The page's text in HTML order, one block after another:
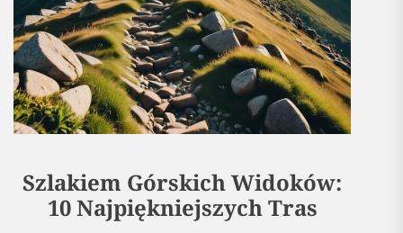
Szlakiem Górskich Widoków:
10 Najpiękniejszych Tras